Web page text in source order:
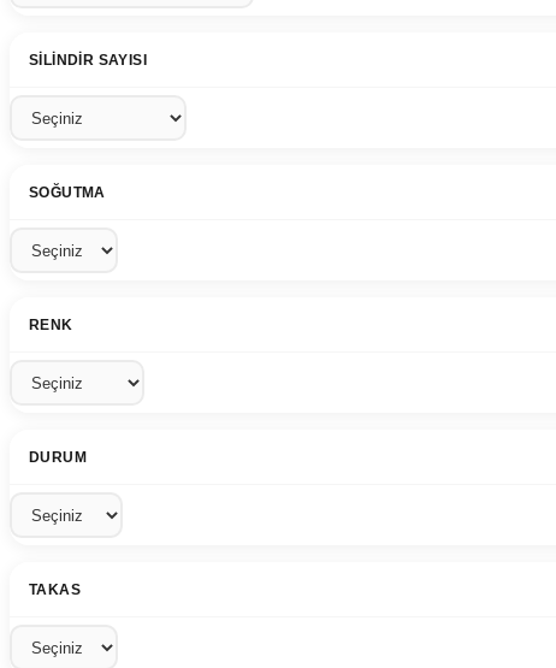
SILINDIR SAYISI
SOĞUTMA
RENK
DURUM
TAKAS